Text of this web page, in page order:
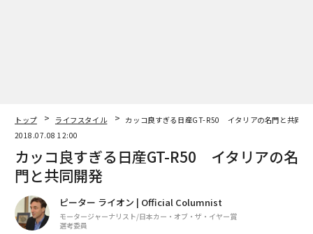
トップ ライフスタイル
カッコ良すぎる日産GT-R50 イタリアの名門と共同開
2018.07.08 12:00
カッコ良すぎる日産GT-R50 イタリアの名
門と共同開発
ピーター ライオン | Official Columnist
モータージャーナリスト/日本カー・オブ・ザ・イヤー賞
選考委員